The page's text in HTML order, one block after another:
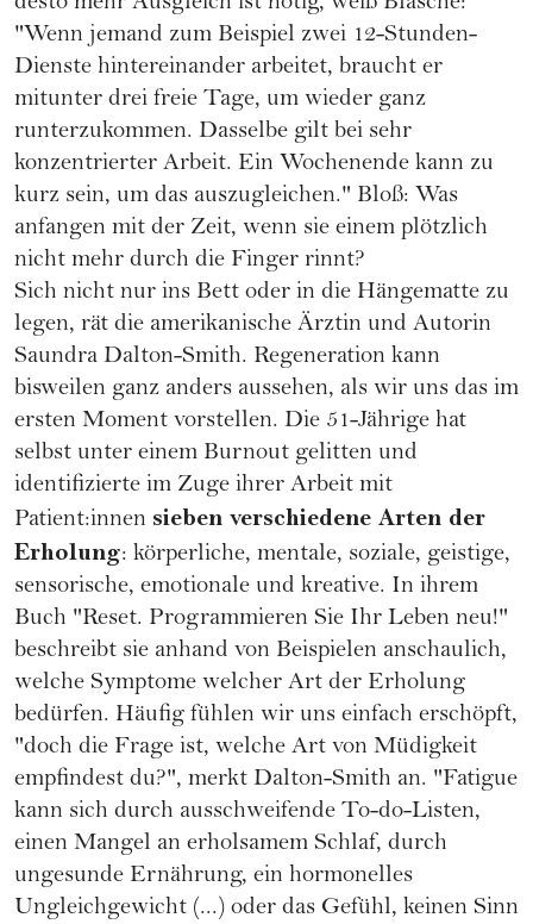
"Wenn jemand zum Beispiel zwei 12-Stunden-
Dienste hintereinander arbeitet, braucht er
mitunter drei freie Tage, um wieder ganz
runterzukommen. Dasselbe gilt bei sehr
konzentrierter Arbeit. Ein Wochenende kann zu
kurz sein, um das auszugleichen." Bloß: Was
anfangen mit der Zeit, wenn sie einem plötzlich
nicht mehr durch die Finger rinnt?
Sich nicht nur ins Bett oder in die Hängematte zu
legen, rät die amerikanische Ärztin und Autorin
Saundra Dalton-Smith. Regeneration kann
bisweilen ganz anders aussehen, als wir uns das im
ersten Moment vorstellen. Die 51-Jährige hat
selbst unter einem Burnout gelitten und
identifizierte im Zuge ihrer Arbeit mit
Patient:innen sieben verschiedene Arten der
Erholung: körperliche, mentale, soziale, geistige,
sensorische, emotionale und kreative. In ihrem
Buch "Reset. Programmieren Sie Ihr Leben neu!"
beschreibt sie anhand von Beispielen anschaulich,
welche Symptome welcher Art der Erholung
bedürfen. Häufig fühlen wir uns einfach erschöpft,
"doch die Frage ist, welche Art von Müdigkeit
empfindest du?", merkt Dalton-Smith an. "Fatigue
kann sich durch ausschweifende To-do-Listen,
einen Mangel an erholsamem Schlaf, durch
ungesunde Ernährung, ein hormonelles
Ungleichgewicht (...) oder das Gefühl, keinen Sinn